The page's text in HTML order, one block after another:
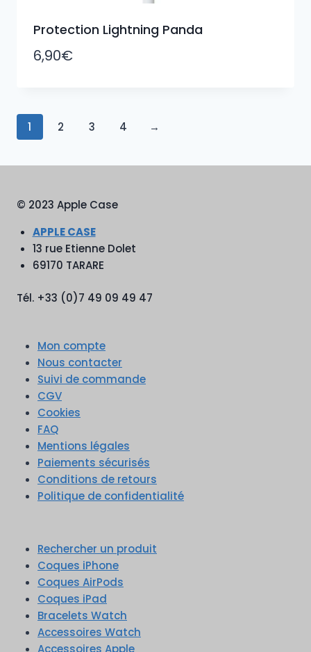
Protection Lightning Panda
6,90€
1 2 3 4 →
© 2023 Apple Case
APPLE CASE
13 rue Etienne Dolet
69170 TARARE
Tél. +33 (0)7 49 09 49 47
Mon compte
Nous contacter
Suivi de commande
CGV
Cookies
FAQ
Mentions légales
Paiements sécurisés
Conditions de retours
Politique de confidentialité
Rechercher un produit
Coques iPhone
Coques AirPods
Coques iPad
Bracelets Watch
Accessoires Watch
Accessoires Apple